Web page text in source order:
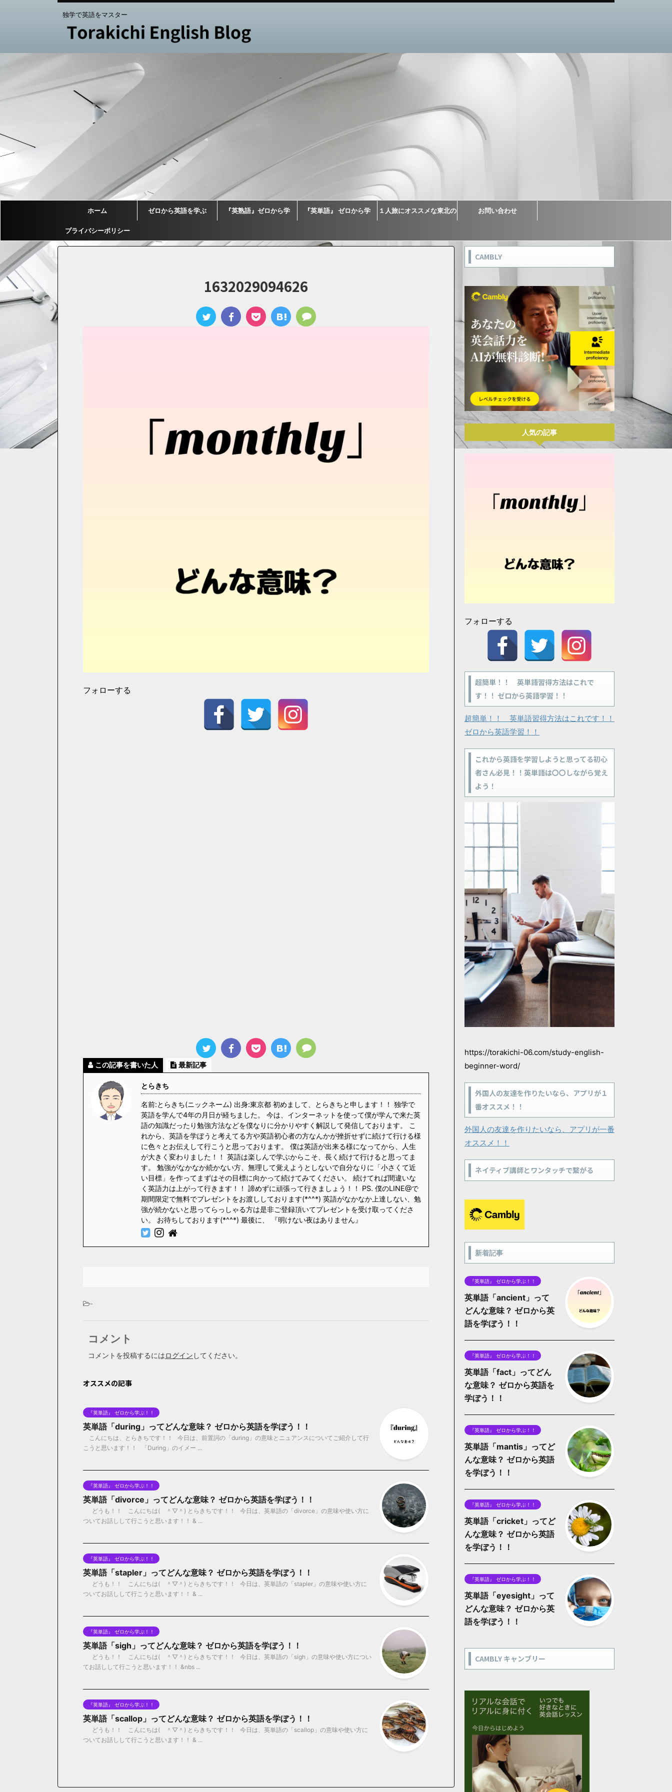
独学で英語をマスター
ホーム ゼロから英語を学ぶ 『英熟語』ゼロから学 『英単語』 ゼロから学 １人旅にオススメな東北の お問い合わせ
プライバシーポリシー
1632029094626
フォローする
この記事を書いた人 最新記事
とらきち
名前:とらきち(ニックネーム) 出身:東京都 初めまして、とらきちと申します！！ 独学で
英語を学んで4年の月日が経ちました。 今は、インターネットを使って僕が学んで来た英
語の知識だったり勉強方法などを僕なりに分かりやすく解説して発信しております。 こ
れから、英語を学ぼうと考えてる方や英語初心者の方なんかが挫折せずに続けて行ける様
に色々とお伝えして行こうと思っております。 僕は英語が出来る様になってから、人生
が大きく変わりました！！ 英語は楽しんで学ぶからこそ、長く続けて行けると思ってま
す。 勉強がなかなか続かない方、無理して覚えようとしないで自分なりに「小さくて近
い目標」を作ってまずはその目標に向かって続けてみてください。 続けてれば間違いな
く英語力は上がって行きます！！ 諦めずに頑張って行きましょう！！ PS. 僕のLINE@で
期間限定で無料でプレゼントをお渡ししております(*^^*) 英語がなかなか上達しない、勉
強が続かないと思ってらっしゃる方は是非ご登録頂いてプレゼントを受け取ってくださ
い。 お待ちしております(*^^*) 最後に、 『明けない夜はありません』
-
コメント
コメントを投稿するにはログイン してください。
オススメの記事
『英単語』 ゼロから学ぶ！！
英単語「during」ってどんな意味？ ゼロから英語を学ぼう！！
こんにちは、とらきちです！！ 今日は、前置詞の「during」の意味とニュアンスについてご紹介して行
こうと思います！！ 「During」のイメー ...
『英単語』 ゼロから学ぶ！！
英単語「divorce」ってどんな意味？ ゼロから英語を学ぼう！！
どうも！！ こんにちは( ＾▽＾) とらきちです！！ 今日は、英単語の「divorce」の意味や使い方に
ついてお話しして行こうと思います！！ & ...
『英単語』 ゼロから学ぶ！！
英単語「stapler」ってどんな意味？ ゼロから英語を学ぼう！！
どうも！！ こんにちは( ＾▽＾) とらきちです！！ 今日は、英単語の「stapler」の意味や使い方に
ついてお話しして行こうと思います！！ & ...
『英単語』 ゼロから学ぶ！！
英単語「sigh」ってどんな意味？ ゼロから英語を学ぼう！！
どうも！！ こんにちは( ＾▽＾) とらきちです！！ 今日は、英単語の「sigh」の意味や使い方につい
てお話しして行こうと思います！！ &nbs ...
『英単語』 ゼロから学ぶ！！
英単語「scallop」ってどんな意味？ ゼロから英語を学ぼう！！
どうも！！ こんにちは( ＾▽＾) とらきちです！！ 今日は、英単語の「scallop」の意味や使い方に
ついてお話しして行こうと思います！！ & ...
CAMBLY
人気の記事
フォローする
超簡単！！ 英単語習得方法はこれで
す！！ ゼロから英語学習！！
超簡単！！ 英単語習得方法はこれです！！
ゼロから英語学習！！
これから英語を学習しようと思ってる初心
者さん必見！！英単語は〇〇しながら覚え
よう！
https://torakichi-06.com/study-english-
beginner-word/
外国人の友達を作りたいなら、アプリが１
番オススメ！！
外国人の友達を作りたいなら、アプリが一番
オススメ！！
ネイティブ講師とワンタッチで繋がる
新着記事
『英単語』 ゼロから学ぶ！！
英単語「ancient」って
どんな意味？ ゼロから英
語を学ぼう！！
『英単語』 ゼロから学ぶ！！
英単語「fact」ってどん
な意味？ ゼロから英語を
学ぼう！！
『英単語』 ゼロから学ぶ！！
英単語「mantis」ってど
んな意味？ ゼロから英語
を学ぼう！！
『英単語』 ゼロから学ぶ！！
英単語「cricket」ってど
んな意味？ ゼロから英語
を学ぼう！！
『英単語』 ゼロから学ぶ！！
英単語「eyesight」って
どんな意味？ ゼロから英
語を学ぼう！！
CAMBLY キャンブリー